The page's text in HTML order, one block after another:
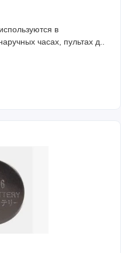
в
часах, пультах д..